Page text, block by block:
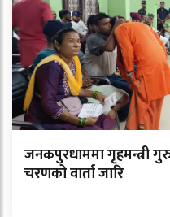
जनकपुरधाममा गृहमन्त्री
चरणको वार्ता जारि